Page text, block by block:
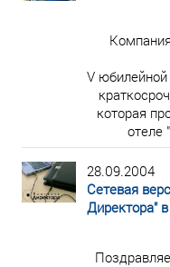
V
которая
отеле
28.09.2004
Сетевая
Директора"